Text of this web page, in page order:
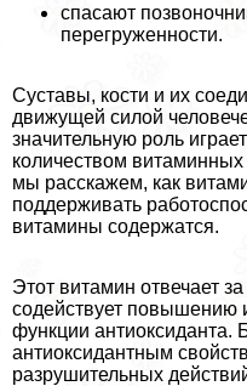
спасают
перегруженности.
Суставы, кости и их
движущей силой
значительную роль
количеством
мы расскажем, как
поддерживать
витамины содержатся.
Этот витамин отвечает
содействует повышению
функции антиоксиданта.
антиоксидантным
разрушительных